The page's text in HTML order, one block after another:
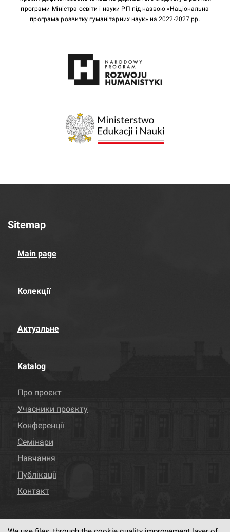
програми Міністра освіти і науки РП під назвою «Національна
програма розвитку гуманітарних наук» на 2022-2027 рр.
Sitemap
Main page
Колекції
Актуальне
Katalog
Про проєкт
Учасники проєкту
Конференції
Семінари
Навчання
Публікації
Контакт